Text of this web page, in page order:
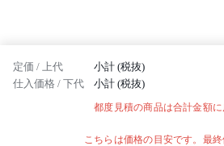
定価 / 上代 小計 (税抜)
仕入価格 / 下代 小計 (税抜)
都度見積の商品は合計金額
こちらは価格の目安です。最